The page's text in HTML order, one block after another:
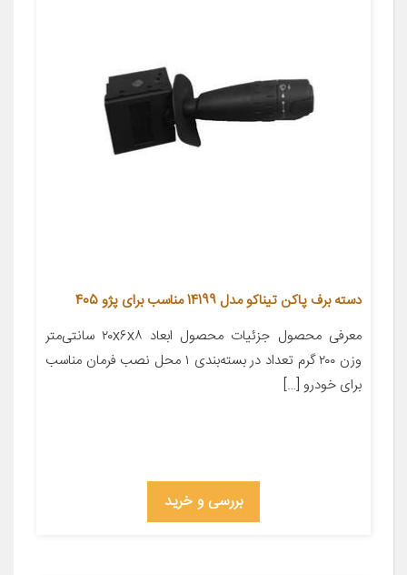
دسته برف پاکن تیناکو مدل 14199 مناسب برای پژو 405
معرفی محصول جزئیات محصول ابعاد ۲۰x۶x۸ سانتی‌متر
وزن ۲۰۰ گرم تعداد در بسته‌بندی ۱ محل نصب فرمان مناسب
برای خودرو […]
بررسی و خرید